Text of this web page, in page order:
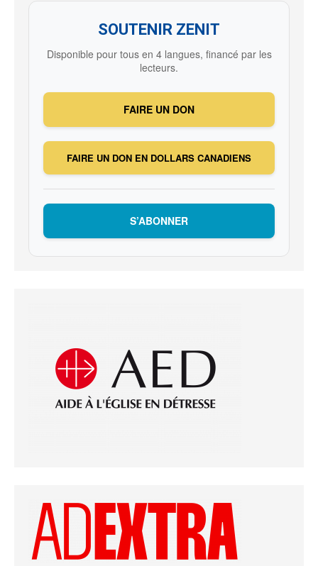
SOUTENIR ZENIT
Disponible pour tous en 4 langues, financé par les
lecteurs.
FAIRE UN DON
FAIRE UN DON EN DOLLARS CANADIENS
S’ABONNER